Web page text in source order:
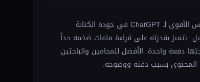
المنافس الأقوى لـ ChatGPT في جودة الكتابة
يتميز بقدرته على قراءة ملفات ضخمة جداً
دفعة واحدة. الأفضل للمحامين والباحثين
المحتوى بسبب دقته ووضوحه.